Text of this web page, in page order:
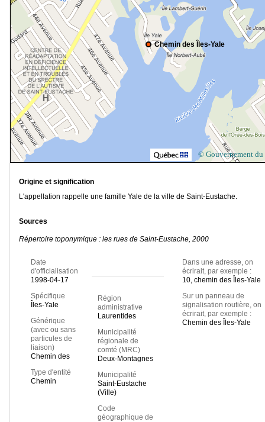
Chemin des Îles-Yale
© Gouvernement du
Origine et signification
L'appellation rappelle une famille Yale de la ville de Saint-Eustache.
Sources
Répertoire toponymique : les rues de Saint-Eustache, 2000
Date
d'officialisation
1998-04-17
Spécifique
Îles-Yale
Générique
(avec ou sans
particules de
liaison)
Chemin des
Type d'entité
Chemin
Région
administrative
Laurentides
Municipalité
régionale de
comté (MRC)
Deux-Montagnes
Municipalité
Saint-Eustache
(Ville)
Code
géographique de
Dans une adresse, on
écrirait, par exemple :
10, chemin des Îles-Yale
Sur un panneau de
signalisation routière, on
écrirait, par exemple :
Chemin des Îles-Yale